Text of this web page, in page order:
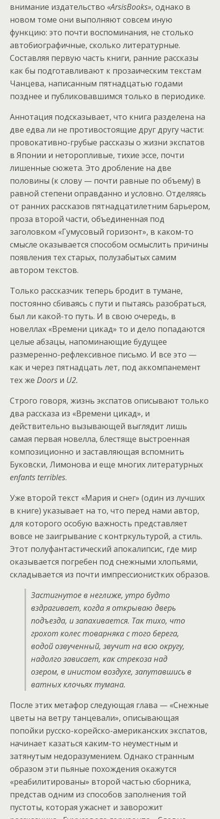
внимание издательство «ArsisBooks», однако в
новом томе они выполняют совсем иную
функцию: это почти воспоминания, не столько
автобиографичные, сколько литературные.
Составляя первую часть книги, ранние рассказы
как бы подготавливают к прозаическим текстам
Чанцева, написанным пятнадцатью годами
позднее и публиковавшимся только в периодике.
Аннотация подсказывает, что книга разделена на
две едва ли не противостоящие друг другу части:
провокативно-грубые рассказы о жизни экспатов
в Японии и неторопливые, тихие эссе, почти
лишенные сюжета. Это дробление на две
половины (к слову — почти равные по объему) в
равной степени оправданно и условно. Отделяясь
от ранних рассказов пятнадцатилетним барьером,
проза второй части, объединенная под
заголовком «Гумусовый горизонт», в каком-то
смысле оказывается способом осмыслить причины
появления тех старых, полузабытых самим
автором текстов.
Только рассказчик теперь бродит в тумане,
постоянно сбиваясь с пути и пытаясь разобраться,
был ли какой-то путь. И в свою очередь, в
новеллах «Времени цикад» то и дело попадаются
целые абзацы, напоминающие будущее
размеренно-рефлексивное письмо. И все это —
как и через пятнадцать лет, под аккомпанемент
тех же Doors и U2.
Строго говоря, жизнь экспатов описывают только
два рассказа из «Времени цикад», и
действительно вызывающей выглядит лишь
самая первая новелла, блестяще выстроенная
композиционно и заставляющая вспомнить
Буковски, Лимонова и еще многих литературных
enfants terribles.
Уже второй текст «Мария и снег» (один из лучших
в книге) указывает на то, что перед нами автор,
для которого особую важность представляет
вовсе не заигрывание с контркультурой, а стиль.
Этот полуфантастический апокалипсис, где мир
оказывается погребен под снежными хлопьями,
складывается из почти импрессионистких образов.
Застигнутое в неглиже, утро будто
вздрагивает, когда я открываю дверь
подъезда, и запахивается. Так тихо, что
грохот колес товарняка с того берега,
водой озвученный, звучит на всю округу,
надолго зависает, как стрекоза над
озером, в инистом воздухе, запутавшись в
ватных клочьях тумана.
После этих метафор следующая глава — «Снежные
цветы на ветру танцевали», описывающая
попойки русско-корейско-американских экспатов,
начинает казаться каким-то неуместным и
затянутым недоразумением. Однако странным
образом эти пьяные похождения окажутся
«реабилитированы» второй частью сборника,
представ одним из способов заполнения той
пустоты, которая ужаснет и заворожит